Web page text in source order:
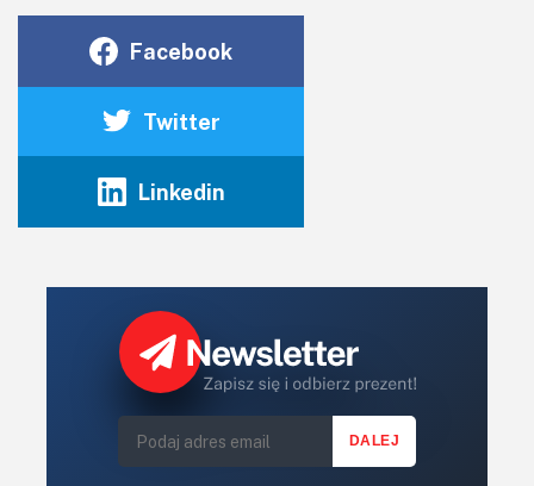
Facebook
Twitter
Linkedin